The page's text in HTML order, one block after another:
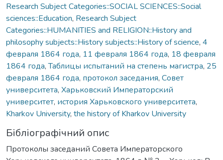
Research Subject Categories::SOCIAL SCIENCES::Social
sciences::Education, Research Subject
Categories::HUMANITIES and RELIGION::History and
philosophy subjects::History subjects::History of science, 4
февраля 1864 года, 11 февраля 1864 года, 18 февраля
1864 года,Таблицы испытаний на степень магистра, 25
февраля 1864 года, протокол заседания, Совет
университета, Харьковский Императорский
университет, история Харьковского университета,
Kharkov University, the history of Kharkov University
Бібліографічний опис
Протоколы заседаний Совета Императорского